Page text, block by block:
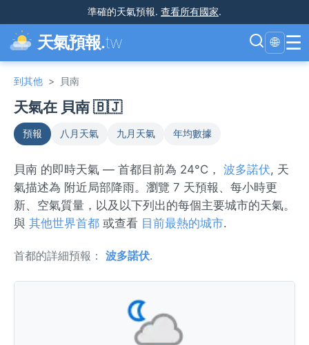
準確的天氣預報. 查看所有國家.
天氣預報.tw 🌐 ☰
到其他 > 貝南
天氣在 貝南 🇧🇯
預報 八月天氣 九月天氣 年均數據
貝南 的即時天氣 — 首都目前為 24°C， 波多諾伏, 天
氣描述為 附近局部降雨。瀏覽 7 天預報、每小時更
新、空氣質量，以及以下列出的每個主要城市的天氣。
與 其他世界首都 或查看 目前最熱的城市.
首都的詳細預報： 波多諾伏.